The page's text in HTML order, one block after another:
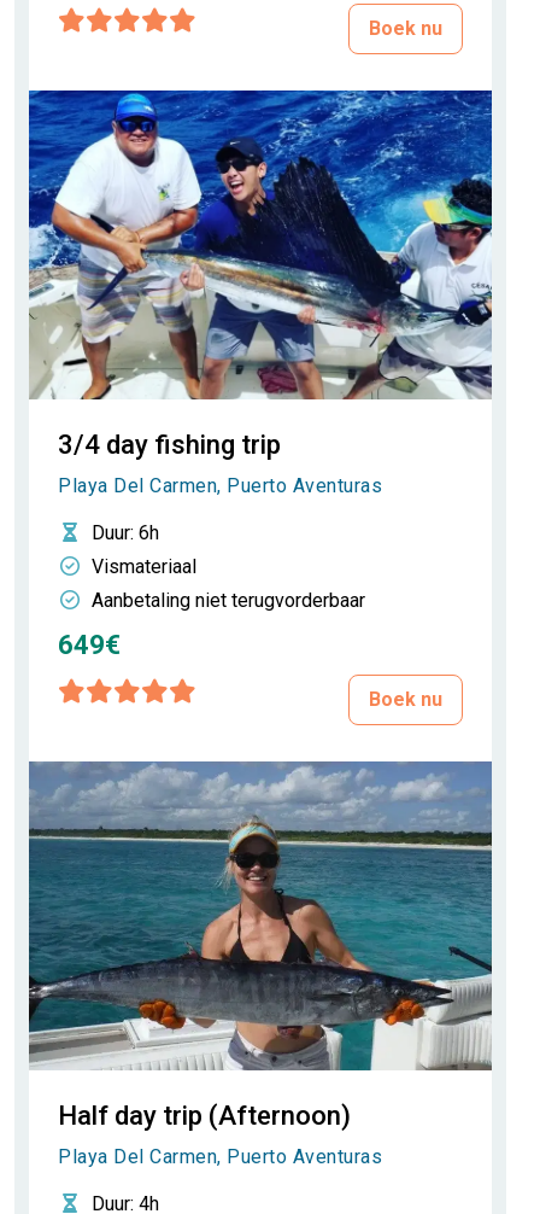
Boek nu
3/4 day fishing trip
Playa Del Carmen, Puerto Aventuras
Duur: 6h
Vismateriaal
Aanbetaling niet terugvorderbaar
649€
Boek nu
Half day trip (Afternoon)
Playa Del Carmen, Puerto Aventuras
Duur: 4h